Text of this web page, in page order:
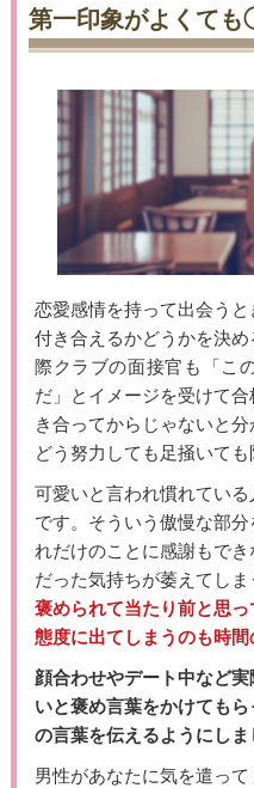
第一印象がよくて
恋愛感情を持って出会う
付き合えるかどうかを決
際クラブの面接官も「こ
だ」とイメージを受けて
き合ってからじゃないと分
どう努力しても足掻いても
可愛いと言われ慣れてい
です。そういう傲慢な部
れだけのことに感謝もで
だった気持ちが萎えてしま
褒められて当たり前と思
態度に出てしまうのも時間
顔合わせやデート中など
いと褒め言葉をかけても
の言葉を伝えるようにしま
男性があなたに気を遣っ